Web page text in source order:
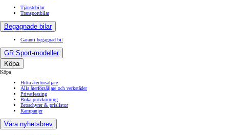
Tjänstebilar
Transportbilar
Begagnade bilar
Garanti begagnad bil
GR Sport-modeller
Köpa
Köpa
Hitta återförsäljare
Alla återförsäljare och verkstäder
Privatleasing
Boka provkörning
Broschyrer & prislistor
Kampanjer
Våra nyhetsbrev